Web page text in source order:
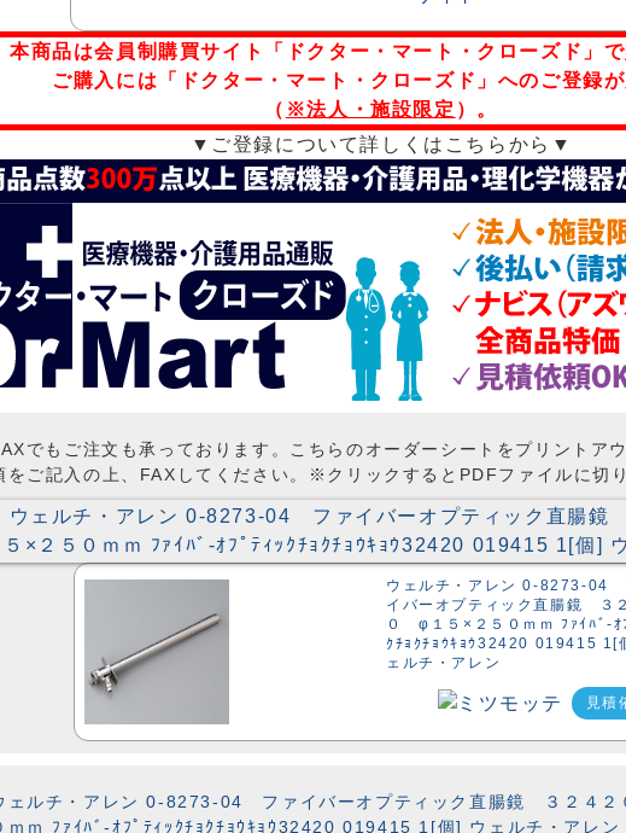
本商品は会員制購買サイト「ドクター・マート・クローズド」で
ご購入には「ドクター・マート・クローズド」へのご登録
（ ※法人・施設限定 ）。
▼ご登録について詳しくはこちらから▼
でもご注文も承っております。こちらのオーダーシートをプリントア
をご記入の上、FAXしてください。※クリックするとPDFファイルに切り
ウェルチ・アレン 0-8273-04
イバーオプティック直腸鏡 ３
０ φ１５×２５０ｍｍ ﾌｧｲﾊﾞ-ｵ
ｸﾁｮｸﾁｮｳｷｮｳ32420 019415 1[
ェルチ・アレン
見積
ェルチ・アレン 0-8273-04 ファイバーオプティック直腸鏡 ３２４
ｍｍ ﾌｧｲﾊﾞ-ｵﾌﾟﾃｨｯｸﾁｮｸﾁｮｳｷｮｳ32420 019415 1[個] ウェルチ・アレン